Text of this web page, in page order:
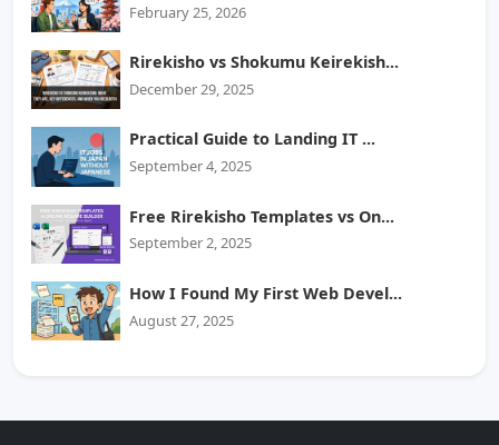
February 25, 2026
Rirekisho vs Shokumu Keirekish...
December 29, 2025
Practical Guide to Landing IT ...
September 4, 2025
Free Rirekisho Templates vs On...
September 2, 2025
How I Found My First Web Devel...
August 27, 2025